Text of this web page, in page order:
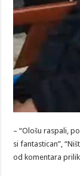
– “Ološu raspali,
si fantastican”,
od komentara